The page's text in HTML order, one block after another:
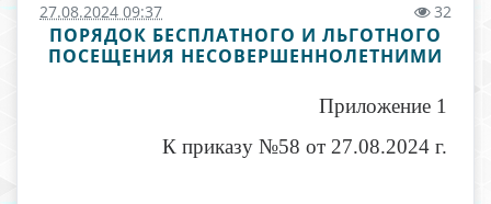
27.08.2024 09:37 32
ПОРЯДОК БЕСПЛАТНОГО И ЛЬГОТНОГО
ПОСЕЩЕНИЯ НЕСОВЕРШЕННОЛЕТНИМИ
Приложение 1
К приказу №58 от 27.08.2024 г.